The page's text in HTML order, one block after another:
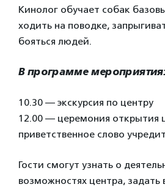
Кинолог обучает собак
ходить на поводке,
бояться людей.
В программе
10.30 — экскурсия по центру
12.00 — церемония открытия
приветственное слово
Гости смогут узнать о
возможностях центра, задать